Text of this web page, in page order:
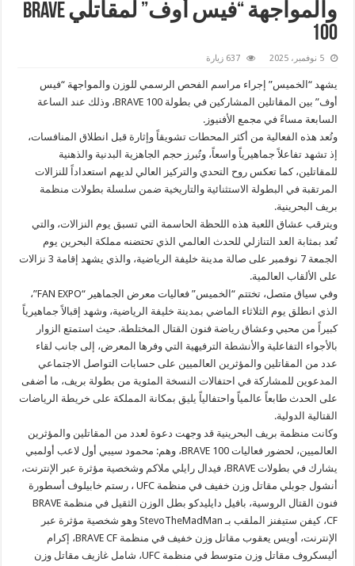
والمواجهة “فيس أوف” لمقاتلي BRAVE
100
5 نوفمبر، 2025 637 زيارة
يشهد “الخميس” إجراء مراسم الفحص الرسمي للوزن والمواجهة “فيس
أوف” بين المقاتلين المشاركين في بطولة BRAVE 100، وذلك عند الساعة
السابعة مساءً في مجمع الأفنيوز.
وتُعد هذه الفعالية من أكثر المحطات تشويقاً وإثارة قبل انطلاق المنافسات،
إذ تشهد تفاعلاً جماهيرياً واسعاً، وتُبرز حجم الجاهزية البدنية والذهنية
للمقاتلين، كما تعكس روح التحدي والتركيز العالي لديهم استعداداً للنزالات
المرتقبة في البطولة الاستثنائية والتاريخية ضمن سلسلة بطولات منظمة
بريف البحرينية.
ويترقب عشاق اللعبة هذه اللحظة الحاسمة التي تسبق يوم النزالات، والتي
تُعد بمثابة العد التنازلي للحدث العالمي الذي تحتضنه مملكة البحرين يوم
الجمعة 7 نوفمبر على صالة مدينة خليفة الرياضية، والذي يشهد إقامة 3 نزالات
على الألقاب العالمية.
وفي سياق متصل، تختتم “الخميس” فعاليات معرض الجماهير “FAN EXPO”،
الذي انطلق يوم الثلاثاء الماضي بمدينة خليفة الرياضية، وشهد إقبالاً جماهيرياً
كبيراً من محبي وعشاق رياضة فنون القتال المختلطة. حيث استمتع الزوار
بالأجواء التفاعلية والأنشطة الترفيهية التي وفرها المعرض، إلى جانب لقاء
عدد من المقاتلين والمؤثرين العالميين على حسابات التواصل الاجتماعي
المدعوين للمشاركة في احتفالات النسخة المئوية من بطولة بريف، ما أضفى
على الحدث طابعاً عالمياً واحتفالياً يليق بمكانة المملكة على خريطة الرياضات
القتالية الدولية.
وكانت منظمة بريف البحرينية قد وجهت دعوة لعدد من المقاتلين والمؤثرين
العالميين، لحضور فعاليات BRAVE 100، وهم: محمود سيبي أول لاعب أولمبي
يشارك في بطولات BRAVE، فيدال رايلي ملاكم وشخصية مؤثرة عبر الإنترنت،
أنشول جوبلي مقاتل وزن خفيف في منظمة UFC ، رستم خابيلوف أسطورة
فنون القتال الروسية، بافيل دايليدكو بطل الوزن الثقيل في منظمة BRAVE
CF، كيفن ستيفنز الملقب بـ StevoTheMadMan وهو شخصية مؤثرة عبر
الإنترنت، أويس يعقوب مقاتل وزن خفيف في منظمة BRAVE CF، إكرام
أليسكروف مقاتل وزن متوسط في منظمة UFC، شامل غازيف مقاتل وزن